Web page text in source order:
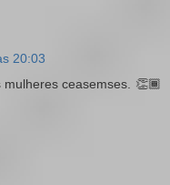
20:03
ceasemses. 👏🏾